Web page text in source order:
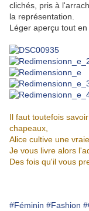
clichés, pris à
la représentation.
Léger aperçu tout en
Il faut toutefois
chapeaux,
Alice cultive une
Je vous livre alors
Des fois qu'il vous
#Féminin #Fashion